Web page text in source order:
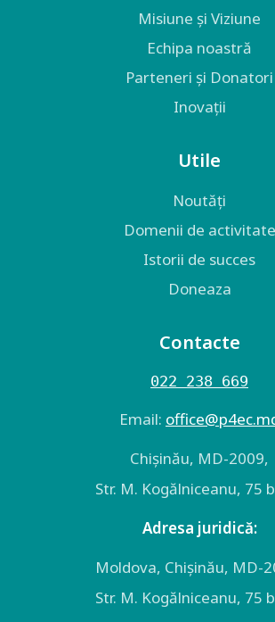
Misiune și Viziune
Echipa noastră
Parteneri și Donatori
Inovații
Utile
Noutăți
Domenii de activitate
Istorii de succes
Doneaza
Contacte
022 238 669
Email:
Chişinău, MD-2009,
Str. M. Kogălniceanu, 75
Adresa juridică:
Moldova, Chişinău, MD-
Str. M. Kogălniceanu, 75